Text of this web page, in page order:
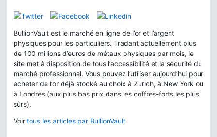
BullionVault est le marché en ligne de l’or et l’argent
physiques pour les particuliers. Tradant actuellement plus
de 100 millions d’euros de métaux physiques par mois, le
site met à disposition de tous l’accessibilité et la sécurité du
marché professionnel. Vous pouvez l’utiliser aujourd’hui pour
acheter de l’or déjà stocké au choix à Zurich, à New York ou
à Londres (aux plus bas prix dans les coffres-forts les plus
sûrs).
Voirtous les articles par BullionVault